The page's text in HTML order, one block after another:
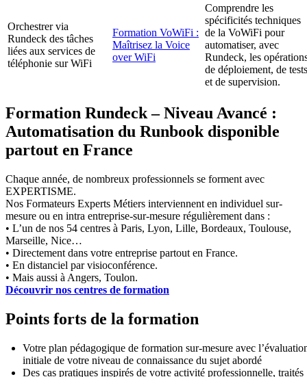
Orchestrer via
Rundeck des tâches
liées aux services de
téléphonie sur WiFi
Formation VoWiFi :
Maîtrisez la Voice
over WiFi
Comprendre les
spécificités techniques
de la VoWiFi pour
automatiser, avec
Rundeck, les
de déploiement, de tests
et de supervision.
Formation Rundeck – Niveau Avancé :
Automatisation du Runbook disponible
partout en France
Chaque année, de nombreux professionnels se forment avec
EXPERTISME.
Nos Formateurs Experts Métiers interviennent en individuel sur-
mesure ou en intra entreprise-sur-mesure régulièrement dans :
• L’un de nos 54 centres à Paris, Lyon, Lille, Bordeaux, Toulouse,
Marseille, Nice…
• Directement dans votre entreprise partout en France.
• En distanciel par visioconférence.
• Mais aussi à Angers, Toulon.
Découvrir nos centres de formation
Points forts de la formation
Votre plan pédagogique de formation sur-mesure avec
initiale de votre niveau de connaissance du sujet abordé
Des cas pratiques inspirés de votre activité professionnelle, traités